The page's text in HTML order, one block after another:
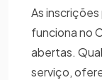
As
funciona no
abertas.
serviço,